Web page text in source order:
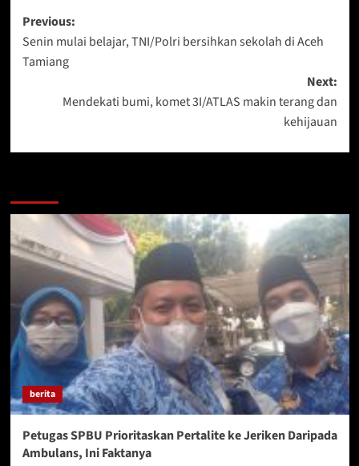
Post
navigation
Previous:
Senin mulai belajar, TNI/Polri bersihkan sekolah di Aceh
Tamiang
Next:
Mendekati bumi, komet 3I/ATLAS makin terang dan
kehijauan
berita
Petugas SPBU Prioritaskan Pertalite ke Jeriken Daripada
Ambulans, Ini Faktanya